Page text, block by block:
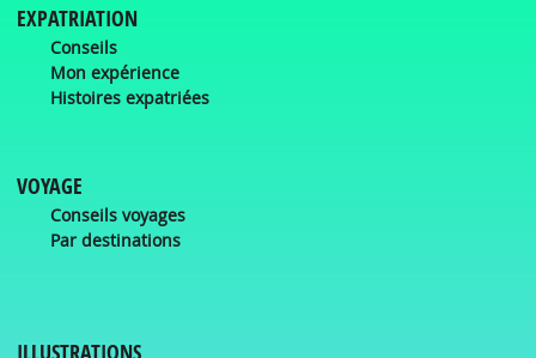
EXPATRIATION
Conseils
Mon expérience
Histoires expatriées
VOYAGE
Conseils voyages
Par destinations